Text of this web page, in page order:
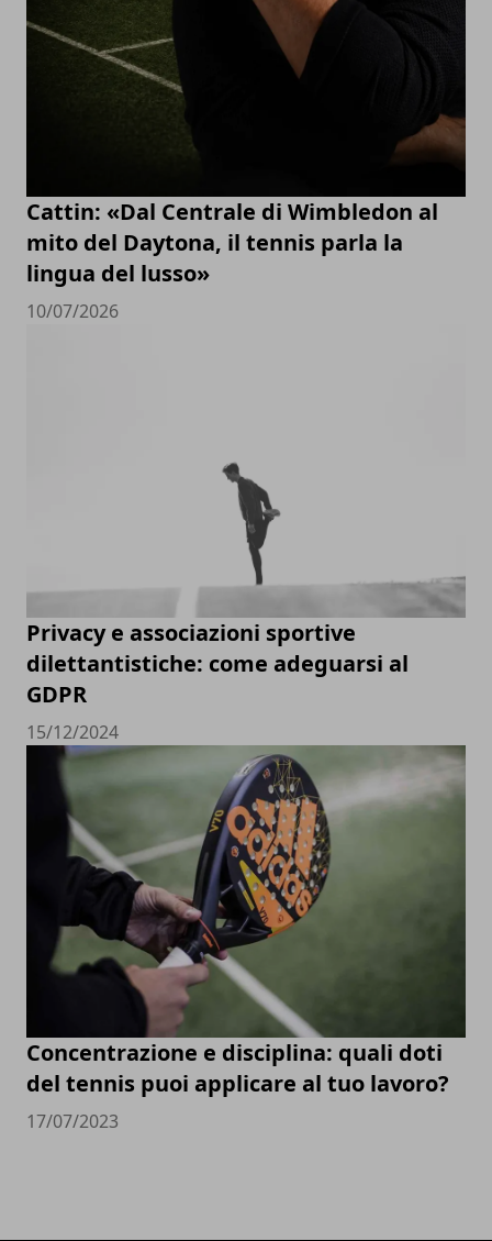
Cattin: «Dal Centrale di Wimbledon al
mito del Daytona, il tennis parla la
lingua del lusso»
10/07/2026
Privacy e associazioni sportive
dilettantistiche: come adeguarsi al
GDPR
15/12/2024
Concentrazione e disciplina: quali doti
del tennis puoi applicare al tuo lavoro?
17/07/2023